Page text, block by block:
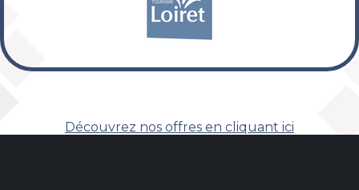
Découvrez nos offres en cliquant ici